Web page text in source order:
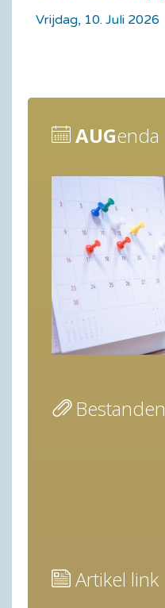
Vrijdag, 10. Juli 2026
AUGenda
Bestanden
Artikel link